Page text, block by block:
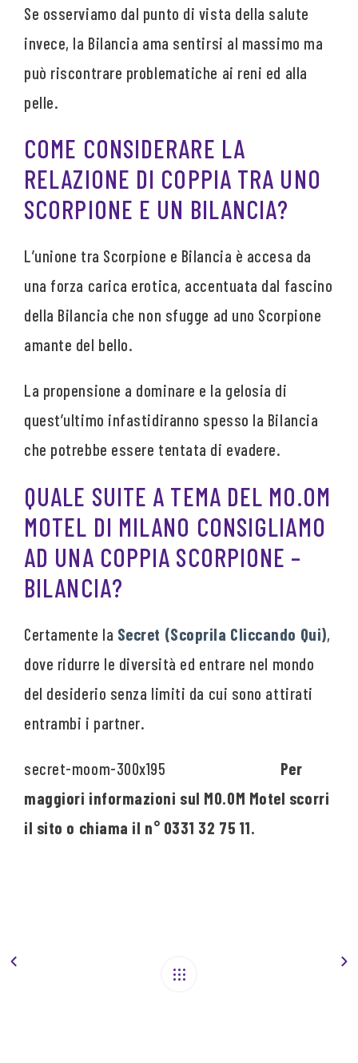
Se osserviamo dal punto di vista della salute
invece, la Bilancia ama sentirsi al massimo ma
può riscontrare problematiche ai reni ed alla
pelle.
COME CONSIDERARE LA
RELAZIONE DI COPPIA TRA UNO
SCORPIONE E UN BILANCIA?
L’unione tra Scorpione e Bilancia è accesa da
una forza carica erotica, accentuata dal fascino
della Bilancia che non sfugge ad uno Scorpione
amante del bello.
La propensione a dominare e la gelosia di
quest’ultimo infastidiranno spesso la Bilancia
che potrebbe essere tentata di evadere.
QUALE SUITE A TEMA DEL MO.OM
MOTEL DI MILANO CONSIGLIAMO
AD UNA COPPIA SCORPIONE –
BILANCIA?
Certamente la Secret (Scoprila Cliccando Qui),
dove ridurre le diversità ed entrare nel mondo
del desiderio senza limiti da cui sono attirati
entrambi i partner.
Per
maggiori informazioni sul MO.OM Motel scorri
il sito o chiama il n° 0331 32 75 11.